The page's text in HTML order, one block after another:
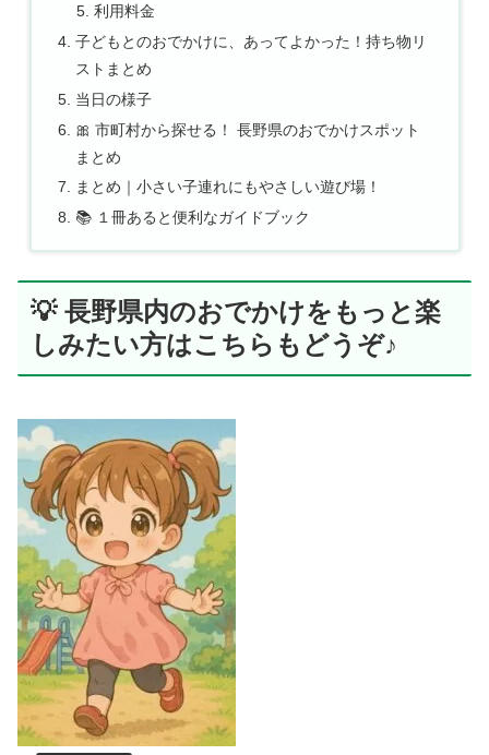
利用料金
子どもとのおでかけに、あってよかった！持ち物リ
ストまとめ
当日の様子
🎀 市町村から探せる！ 長野県のおでかけスポット
まとめ
まとめ｜小さい子連れにもやさしい遊び場！
📚 １冊あると便利なガイドブック
💡 長野県内のおでかけをもっと楽
しみたい方はこちらもどうぞ♪